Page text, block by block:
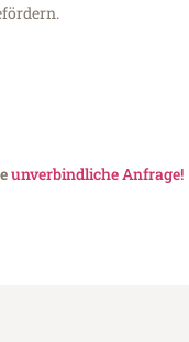
unverbindliche Anfrage!